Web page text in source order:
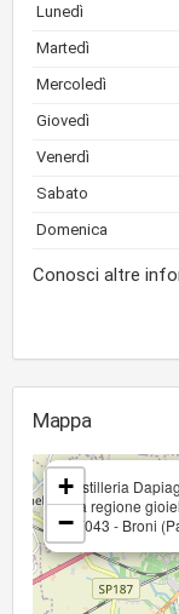
Lunedì
Martedì
Mercoledì
Giovedì
Venerdì
Sabato
Domenica
Conosci altre
Mappa
Distilleria
via regione
27043 - Broni
+
−